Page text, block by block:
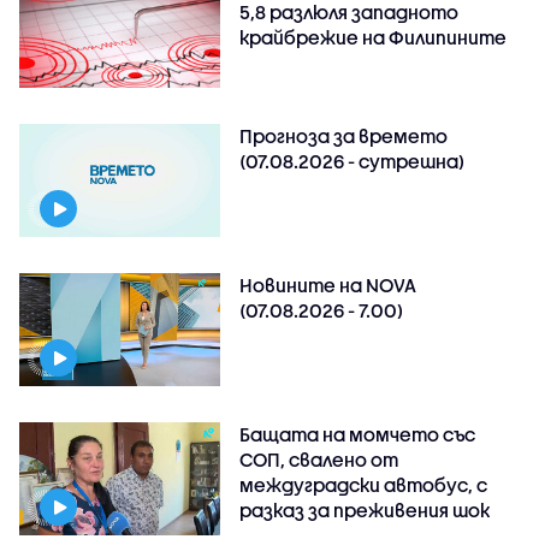
5,8 разлюля западното
крайбрежие на Филипините
Прогноза за времето
(07.08.2026 - сутрешна)
Новините на NOVA
(07.08.2026 - 7.00)
Бащата на момчето със
СОП, свалено от
междуградски автобус, с
разказ за преживения шок